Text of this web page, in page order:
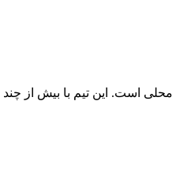
است. این تیم با بیش از